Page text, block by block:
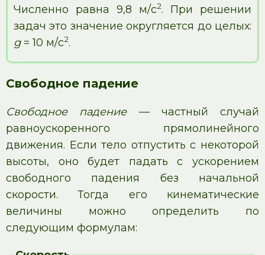
Численно равна 9,8 м/с2. При решении
задач это значение округляется до целых:
g = 10 м/с2.
Свободное падение
Свободное падение — частный случай
равноускоренного прямолинейного
движения. Если тело отпустить с некоторой
высоты, оно будет падать с ускорением
свободного падения без начальной
скорости. Тогда его кинематические
величины можно определить по
следующим формулам: